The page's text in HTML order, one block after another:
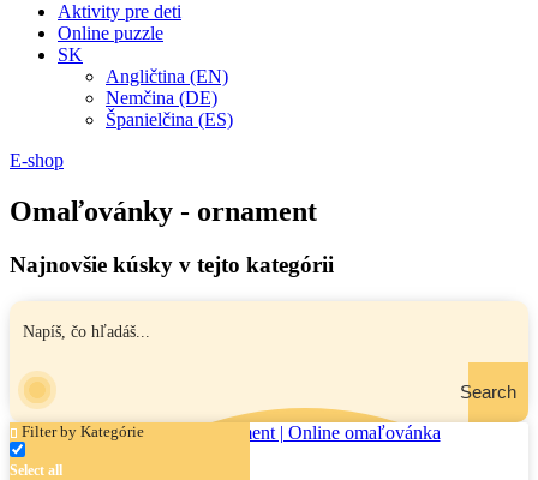
Aktivity pre deti
Online puzzle
SK
Angličtina (EN)
Nemčina (DE)
Španielčina (ES)
E-shop
Omaľovánky - ornament
Najnovšie kúsky v tejto kategórii
Search
Filter by Kategórie
Select all